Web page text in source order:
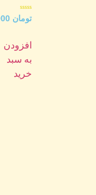
امتیاز
0
تومان
افزودن
به سبد
خرید